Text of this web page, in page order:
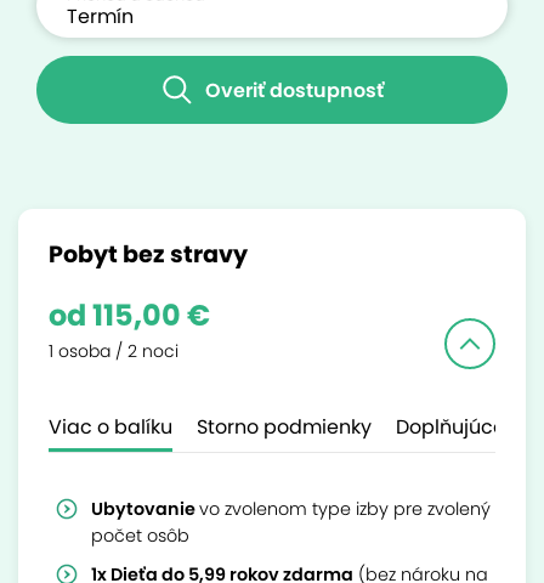
Overiť dostupnosť
Pobyt bez stravy
od 115,00 €
1 osoba / 2 noci
Viac o balíku Storno podmienky Doplňujúce
Ubytovanievo zvolenom type izby pre zvolený
počet osôb
1x Dieťa do 5,99 rokov zdarma (bez nároku na